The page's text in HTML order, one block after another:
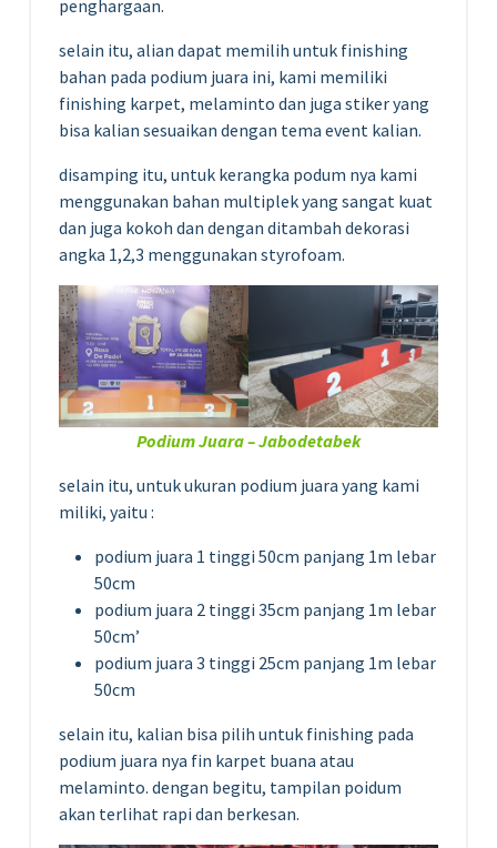
penghargaan.
selain itu, alian dapat memilih untuk finishing
bahan pada podium juara ini, kami memiliki
finishing karpet, melaminto dan juga stiker yang
bisa kalian sesuaikan dengan tema event kalian.
disamping itu, untuk kerangka podum nya kami
menggunakan bahan multiplek yang sangat kuat
dan juga kokoh dan dengan ditambah dekorasi
angka 1,2,3 menggunakan styrofoam.
Podium Juara – Jabodetabek
selain itu, untuk ukuran podium juara yang kami
miliki, yaitu :
podium juara 1 tinggi 50cm panjang 1m lebar
50cm
podium juara 2 tinggi 35cm panjang 1m lebar
50cm’
podium juara 3 tinggi 25cm panjang 1m lebar
50cm
selain itu, kalian bisa pilih untuk finishing pada
podium juara nya fin karpet buana atau
melaminto. dengan begitu, tampilan poidum
akan terlihat rapi dan berkesan.